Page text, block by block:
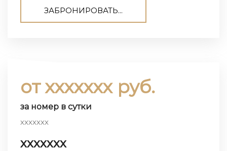
ЗАБРОНИРОВАТЬ...
от ххххххх руб.
за номер в сутки
ххххххх
ххххххх